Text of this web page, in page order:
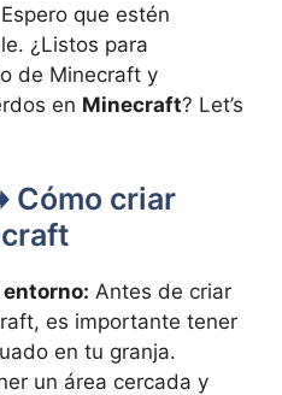
que‌ estén
¿Listos para
de Minecraft y
en Minecraft? Let’s
Cómo criar
Antes⁢ de ‍criar
es importante tener
en tu ⁢granja.
un área ⁢cercada y